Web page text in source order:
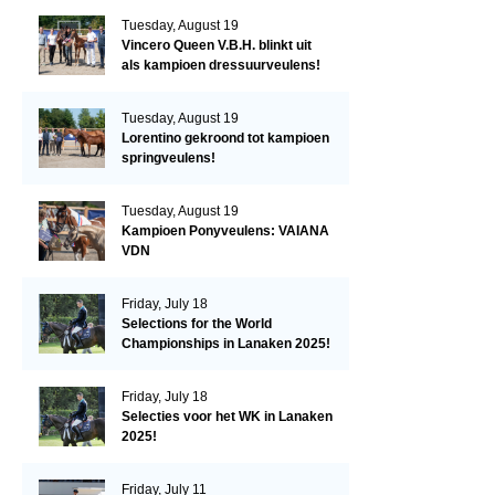
Tuesday, August 19
Vincero Queen V.B.H. blinkt uit
als kampioen dressuurveulens!
Tuesday, August 19
Lorentino gekroond tot kampioen
springveulens!
Tuesday, August 19
Kampioen Ponyveulens: VAIANA
VDN
Friday, July 18
Selections for the World
Championships in Lanaken 2025!
Friday, July 18
Selecties voor het WK in Lanaken
2025!
Friday, July 11